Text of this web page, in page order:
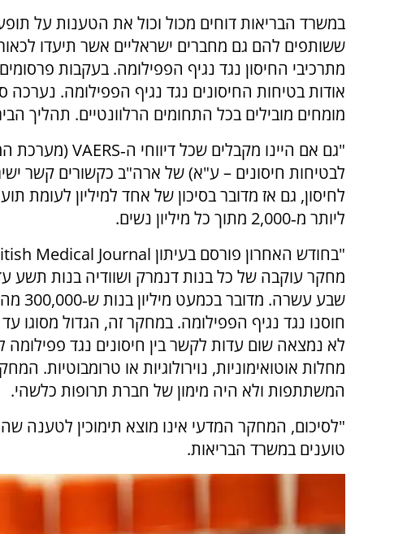
במשרד הבריאות דוחים מכול וכול את הטענות על
ששותפים להם גם מחברים ישראליים אשר תיעדו
מתרכיבי החיסון נגד נגיף הפפילומה. בעקבות
אודות בטיחות החיסונים נגד נגיף הפפילומה. נערכה
מומחים מובילים בכל התחומים הרלוונטיים. תהליך
"גם אם היינו מקבלים שכל דיווחי ה‑VAERS (מערכת
לבטיחות חיסונים – ע"א) של ארה"ב כקשורים קשר
לחיסון, גם אז מדובר בסיכון של אחד למיליון לעומת
ליותר מ‑2,000 מתוך כל מיליון נשים.
"בחודש האחרון פורסם בעיתון Medical Journal
מחקר עוקבה של כל בנות דנמרק ושוודיה בנות תשע
שבע עשרה. מדובר בכמעט מיליון
חוסנו נגד נגיף הפפילומה. במחקר זה, הגדול מסוגו
לא נמצאה שום עדות לקשר בין חיסונים נגד פפילומה
מחלות אוטואימוניות, נוירולוגיות או טרומבוטיות.
המשתתפות ולא היה מימון של חברת תרופות כלשהי.
"לסיכום, המחקר המדעי אינו מוצא תימוכין לטענה
טוענים במשרד הבריאות.